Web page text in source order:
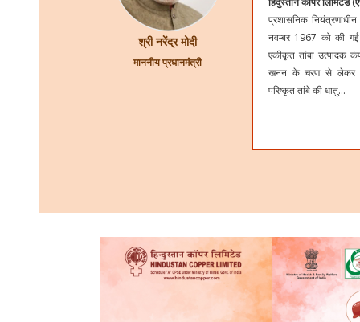
श्री नरेंद्र मोदी
माननीय प्रधानमंत्री
प्रशासनिक
नवम्बर 1967 को की
एकीकृत तांबा उत्पादक
खनन के चरण से लेकर
परिष्कृत तांबे की धातु...